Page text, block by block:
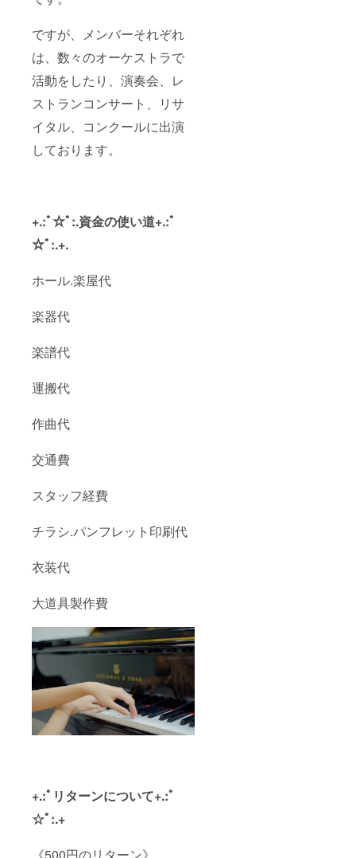
ですが、メンバーそれぞれ
は、数々のオーケストラで
活動をしたり、演奏会、レ
ストランコンサート、リサ
イタル、コンクールに出演
しております。
+.:ﾟ☆ﾟ:.資金の使い道+.:ﾟ
☆ﾟ:.+.
ホール.楽屋代
楽器代
楽譜代
運搬代
作曲代
交通費
スタッフ経費
チラシ.パンフレット印刷代
衣装代
大道具製作費
+.:ﾟリターンについて+.:ﾟ
☆ﾟ:.+